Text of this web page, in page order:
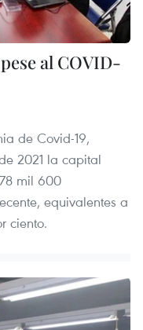
al COVID-
de Covid-19,
2021 la capital
mil 600
equivalentes a
ciento.